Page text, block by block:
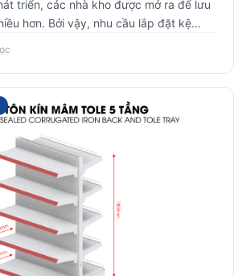
triển, các nhà kho được mở ra để lưu
hơn. Bởi vậy, nhu cầu lắp đặt kệ